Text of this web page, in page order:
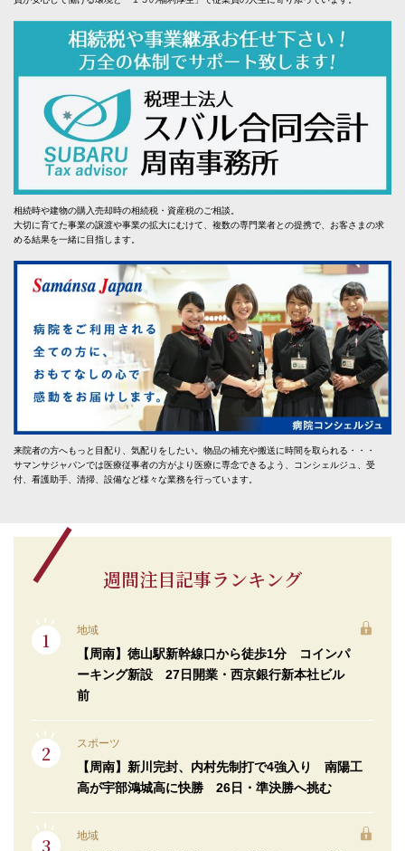
相続時や建物の購入売却時の相続税・資産税のご相談。
大切に育てた事業の譲渡や事業の拡大にむけて、複数の専門業者との提携で、お客さまの求
める結果を一緒に目指します。
来院者の方へもっと目配り、気配りをしたい。物品の補充や搬送に時間を取られる・・・
サマンサジャパンでは医療従事者の方がより医療に専念できるよう、コンシェルジュ、受
付、看護助手、清掃、設備など様々な業務を行っています。
週間注目記事ランキング
地域
【周南】徳山駅新幹線口から徒歩1分 コインパ
ーキング新設 27日開業・西京銀行新本社ビル
前
スポーツ
【周南】新川完封、内村先制打で4強入り 南陽工
高が宇部鴻城高に快勝 26日・準決勝へ挑む
地域